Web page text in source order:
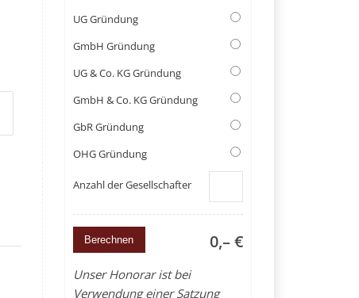
UG Gründung
GmbH Gründung
UG & Co. KG Gründung
GmbH & Co. KG Gründung
GbR Gründung
OHG Gründung
Anzahl der Gesellschafter
0,– €
Unser Honorar ist bei
Verwendung einer Satzung